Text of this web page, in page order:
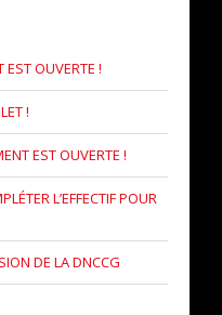
EST OUVERTE !
!
EST OUVERTE !
L’EFFECTIF POUR
DE LA DNCCG